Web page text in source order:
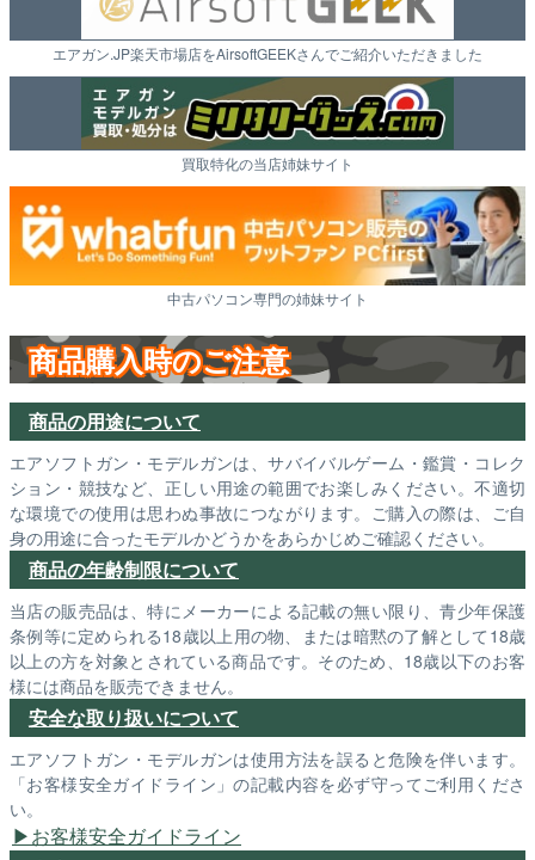
エアガン.JP楽天市場店をAirsoftGEEKさんでご紹介いただきました
買取特化の当店姉妹サイト
中古パソコン専門の姉妹サイト
商品購入時のご注意
商品の用途について
エアソフトガン・モデルガンは、サバイバルゲーム・鑑賞・コレク
ション・競技など、正しい用途の範囲でお楽しみください。不適切
な環境での使用は思わぬ事故につながります。ご購入の際は、ご自
身の用途に合ったモデルかどうかをあらかじめご確認ください。
商品の年齢制限について
当店の販売品は、特にメーカーによる記載の無い限り、青少年保護
条例等に定められる18歳以上用の物、または暗黙の了解として18歳
以上の方を対象とされている商品です。そのため、18歳以下のお客
様には商品を販売できません。
安全な取り扱いについて
エアソフトガン・モデルガンは使用方法を誤ると危険を伴います。
「お客様安全ガイドライン」の記載内容を必ず守ってご利用くださ
い。
お客様安全ガイドライン